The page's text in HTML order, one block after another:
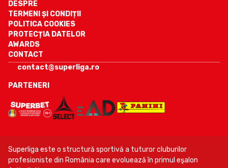
DESPRE
TERMENI ȘI CONDIȚII
POLITICA COOKIES
PROTECȚIA DATELOR
AWARDS
CONTACT
contact@superliga.ro
PARTENERI
Superliga este o structură sportivă a tuturor cluburilor
profesioniste din România care evoluează în primul eşalon